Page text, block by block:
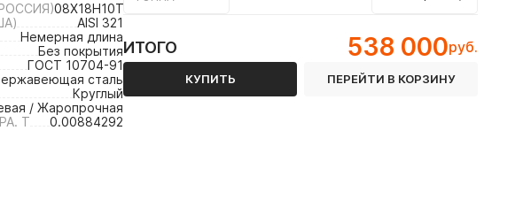
08Х18Н10Т / 12Х18Н10Т
AISI 321
Немерная длина
Без покрытия
ГОСТ 10704-91
сталь
Круглый
/ Жаропрочная
Т
0.00884292
ИТОГО 538 000руб.
КУПИТЬ ПЕРЕЙТИ В КОРЗИНУ